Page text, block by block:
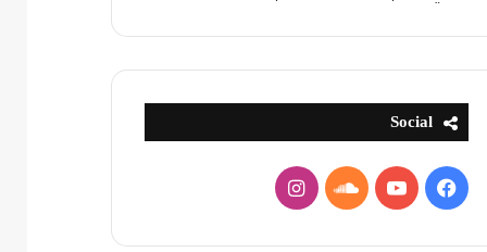
Social
فيسبوكيوتيوبساوندانستقرام